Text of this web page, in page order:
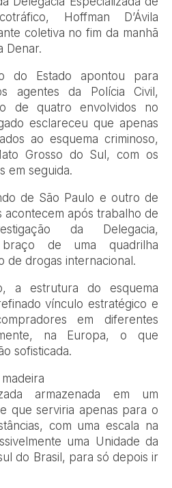
Hoffman D’Ávila
coletiva no fim da manhã
Denar.
do Estado apontou para
agentes da Polícia Civil,
de quatro envolvidos no
esclareceu que apenas
ao esquema criminoso,
Grosso do Sul, com os
em seguida.
de São Paulo e outro de
acontecem após trabalho de
da Delegacia,
braço de uma quadrilha
de drogas internacional.
a estrutura do esquema
vínculo estratégico e
em diferentes
na Europa, o que
sofisticada.
armazenada em um
que serviria apenas para o
com uma escala na
uma Unidade da
do Brasil, para só depois ir